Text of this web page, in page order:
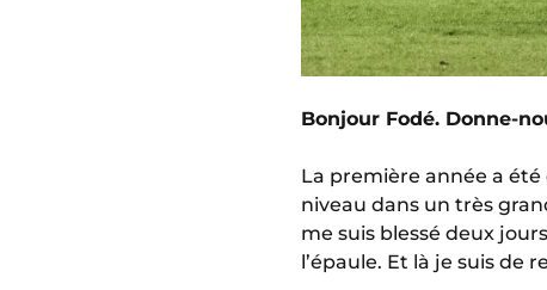
Bonjour Fodé. Donne-
La première année a été
niveau dans un très
me suis blessé deux
l’épaule. Et là je suis de